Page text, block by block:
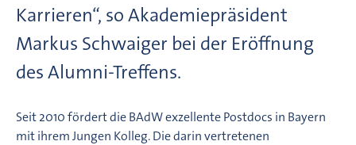
Karrieren“, so Akademiepräsident
Markus Schwaiger bei der Eröffnung
des Alumni-Treffens.
Seit 2010 fördert die BAdW exzellente Postdocs in Bayern
mit ihrem Jungen Kolleg. Die darin vertretenen